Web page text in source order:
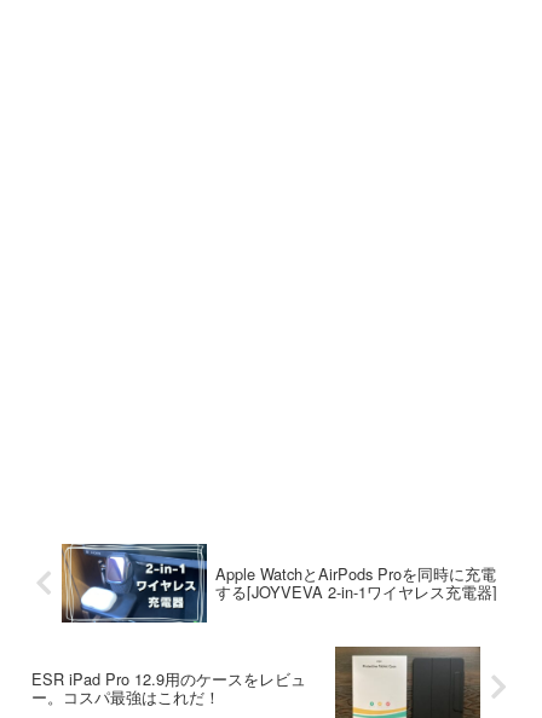
Apple WatchとAirPods Proを同時に充電
する[JOYVEVA 2-in-1ワイヤレス充電器]
ESR iPad Pro 12.9用のケースをレビュ
ー。コスパ最強はこれだ！